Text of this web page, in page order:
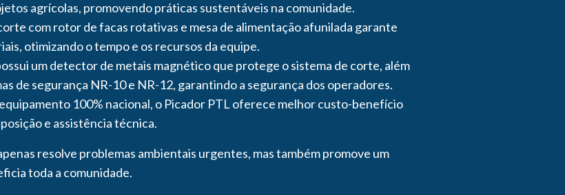
agrícolas, promovendo práticas sustentáveis na comunidade.
com rotor de facas rotativas e mesa de alimentação afunilada garante
otimizando o tempo e os recursos da equipe.
um detector de metais magnético que protege o sistema de corte, além
de segurança NR-10 e NR-12, garantindo a segurança dos operadores.
100% nacional, o Picador PTL oferece melhor custo-benefício
e assistência técnica.
resolve problemas ambientais urgentes, mas também promove um
toda a comunidade.